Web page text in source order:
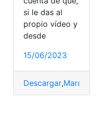
,Obtener
si le das al
propio vídeo y
desde
15/06/2023
Descargar,Marca